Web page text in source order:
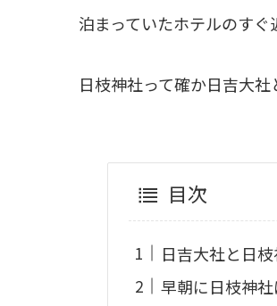
泊まっていたホテルのすぐ
日枝神社って確か日吉大
目次
日吉大社と日
早朝に日枝神